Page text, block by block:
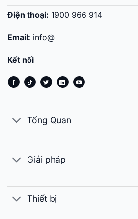
Điện thoại: 1900 966 914
Email: info@
Kết nối
Tổng Quan
Giải pháp
Thiết bị